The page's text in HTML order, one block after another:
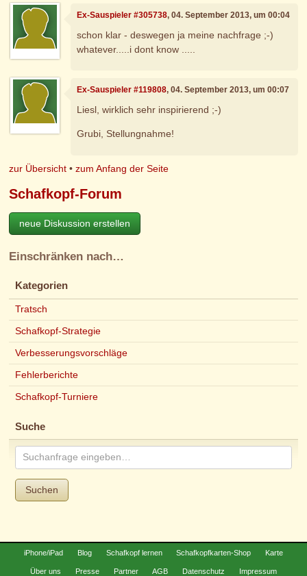
Ex-Sauspieler #305738, 04. September 2013, um 00:04
schon klar - deswegen ja meine nachfrage ;-)
whatever.....i dont know .....
Ex-Sauspieler #119808, 04. September 2013, um 00:07
Liesl, wirklich sehr inspirierend ;-)
Grubi, Stellungnahme!
zur Übersicht •zum Anfang der Seite
Schafkopf-Forum
neue Diskussion erstellen
Einschränken nach…
Kategorien
Tratsch
Schafkopf-Strategie
Verbesserungsvorschläge
Fehlerberichte
Schafkopf-Turniere
Suche
Suchen
iPhone/iPad Blog Schafkopf lernen Schafkopfkarten-Shop Karte
Über uns Presse Partner AGB Datenschutz Impressum